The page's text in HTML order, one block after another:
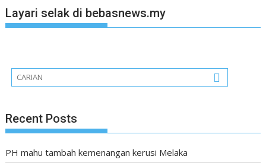
Layari selak di bebasnews.my
Recent Posts
PH mahu tambah kemenangan kerusi Melaka